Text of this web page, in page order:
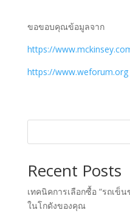
ขอขอบคุณข้อมูลจาก
https://
https://www.weforum.org
Recent Posts
เทคนิคการเลือกซื้อ “รถเข็
ในโกดังของคุณ